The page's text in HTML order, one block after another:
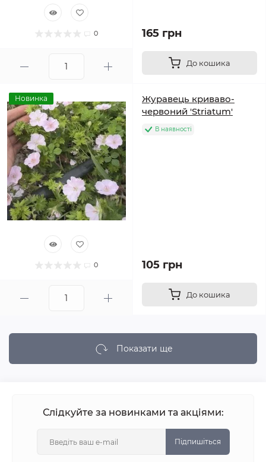
0 165 грн
До кошика
Новинка
0
Журавець криваво-
червоний 'Striatum'
В наявності
105 грн
До кошика
Показати ще
Слідкуйте за новинками та акціями:
Підпишіться